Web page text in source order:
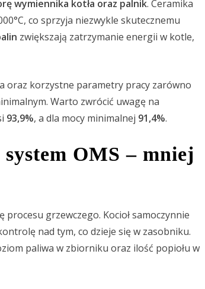
wymiennika kotła oraz palnik. Ceramika
co sprzyja niezwykle skutecznemu
zwiększają zatrzymanie energii w kotle,
oraz korzystne parametry pracy zarówno
Warto zwrócić uwagę na
93,9%, a dla mocy minimalnej 91,4%.
OMS – mniej
procesu grzewczego. Kocioł samoczynnie
nad tym, co dzieje się w zasobniku.
paliwa w zbiorniku oraz ilość popiołu w